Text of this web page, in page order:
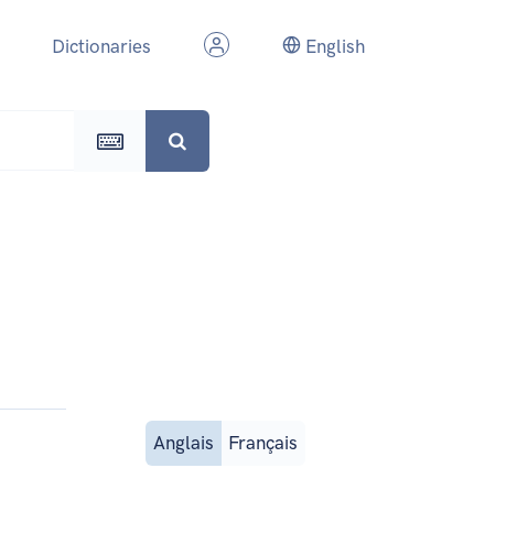
Dictionaries English
Anglais Français